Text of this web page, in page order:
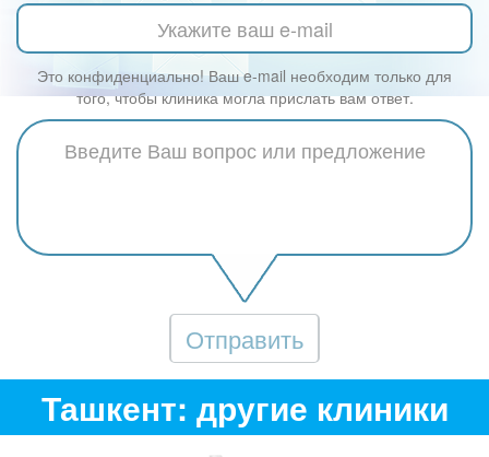
Это конфиденциально! Ваш e-mail необходим только для
того, чтобы клиника могла прислать вам ответ.
Отправить
Ташкент: другие клиники